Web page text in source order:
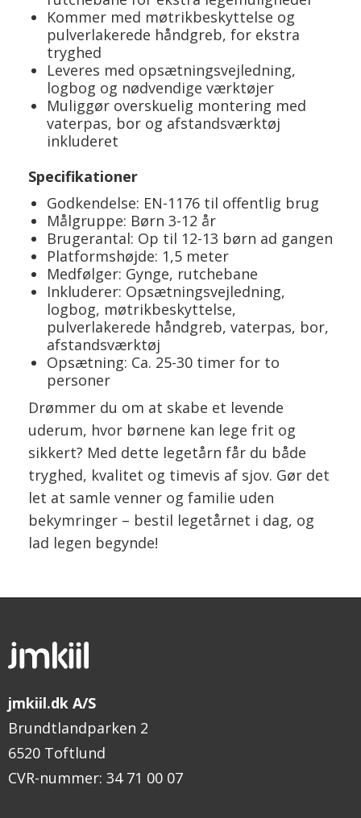
Kommer med møtrikbeskyttelse og
pulverlakerede håndgreb, for ekstra
tryghed
Leveres med opsætningsvejledning,
logbog og nødvendige værktøjer
Muliggør overskuelig montering med
vaterpas, bor og afstandsværktøj
inkluderet
Specifikationer
Godkendelse: EN-1176 til offentlig brug
Målgruppe: Børn 3-12 år
Brugerantal: Op til 12-13 børn ad gangen
Platformshøjde: 1,5 meter
Medfølger: Gynge, rutchebane
Inkluderer: Opsætningsvejledning,
logbog, møtrikbeskyttelse,
pulverlakerede håndgreb, vaterpas, bor,
afstandsværktøj
Opsætning: Ca. 25-30 timer for to
personer
Drømmer du om at skabe et levende
uderum, hvor børnene kan lege frit og
sikkert? Med dette legetårn får du både
tryghed, kvalitet og timevis af sjov. Gør det
let at samle venner og familie uden
bekymringer – bestil legetårnet i dag, og
lad legen begynde!
jmkiil.dk A/S
Brundtlandparken 2
6520 Toftlund
CVR-nummer: 34 71 00 07